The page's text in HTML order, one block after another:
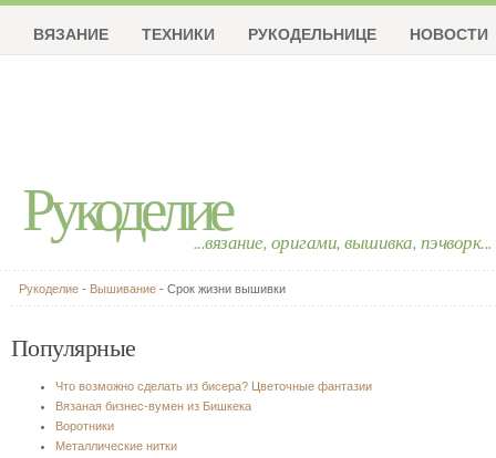
Рукоделие...вязание, оригами, вышивка, пэчворк...
ВЯЗАНИЕ ТЕХНИКИ РУКОДЕЛЬНИЦЕ НОВОСТИ
Рукоделие - Вышивание - Срок жизни вышивки
Популярные
Что возможно сделать из бисера? Цветочные фантазии
Вязаная бизнес-вумен из Бишкека
Воротники
Металлические нитки